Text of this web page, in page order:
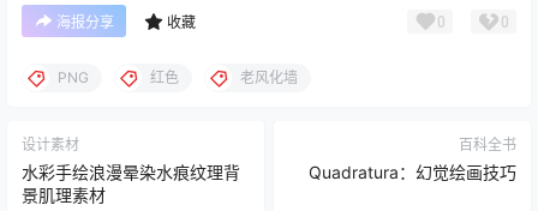
海报分享 收藏 0 0
PNG 红色 老风化墙
设计素材
水彩手绘浪漫晕染水痕纹理背
景肌理素材
百科全书
Quadratura：幻觉绘画技巧